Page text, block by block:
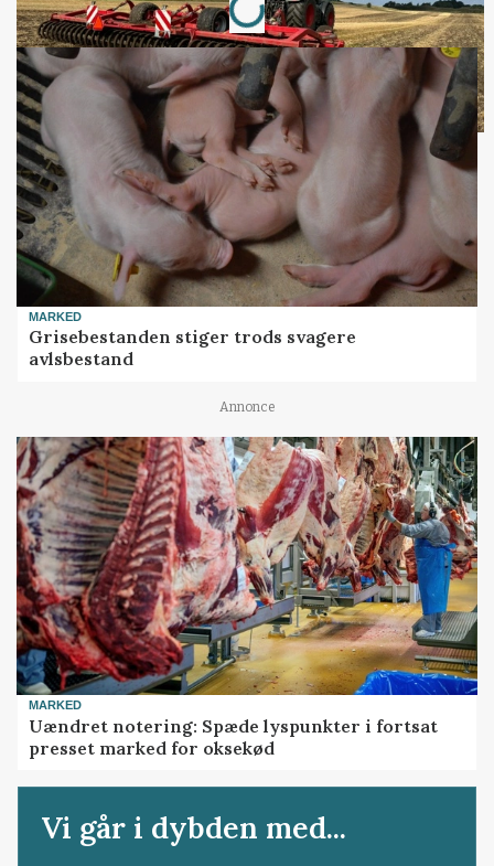
MARKED
Grisebestanden stiger trods svagere
avlsbestand
Annonce
MARKED
Uændret notering: Spæde lyspunkter i fortsat
presset marked for oksekød
Vi går i dybden med...